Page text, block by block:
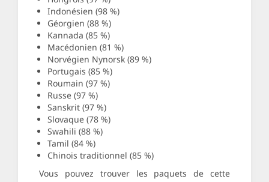
Indonésien (98 %)
Géorgien (88 %)
Kannada (85 %)
Macédonien (81 %)
Norvégien Nynorsk (89 %)
Portugais (85 %)
Roumain (97 %)
Russe (97 %)
Sanskrit (97 %)
Slovaque (78 %)
Swahili (88 %)
Tamil (84 %)
Chinois traditionnel (85 %)
Vous pouvez trouver les paquets de cette